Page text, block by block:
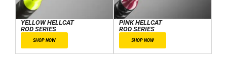
YELLOW HELLCAT
ROD SERIES
PINK HELLCAT
ROD SERIES